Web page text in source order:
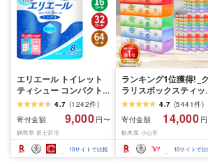
エリエール トイレット
ティシュー コンパクト
シングル [個数が選べ
る:16・32・64 ロール]
1.5倍巻 82.5m トイレッ
トペーパー シングル パ
ルプ100% 香りつき 日用
品 消耗品 備蓄 ふるさと
4.7 (1242件)
寄付金額
9,000 円〜
静岡県 富士宮市
10サイトで比較
ランキング1位獲得! _ク
ラリスボックスティッ
ュ60箱(1箱220組(440
枚))(5個入り×12セット)_
ティッシュ ティッシュ
ペーパー 日用品 常備品
生活用品 まとめ買い [
送不可地域:離島・沖縄
4.7 (5441件)
寄付金額
14,000
栃木県 小山市
10サイトで比